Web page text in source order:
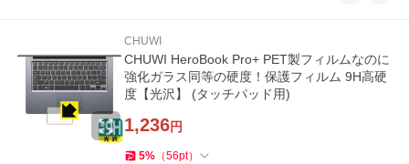
CHUWI
CHUWI HeroBook Pro+ PET製フィルムなのに
強化ガラス同等の硬度！保護フィルム 9H高硬
度【光沢】 (タッチパッド用)
1,236円
5% （56pt）